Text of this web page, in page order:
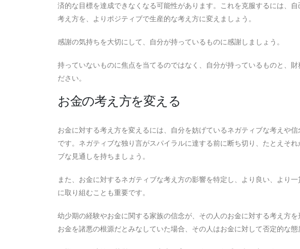
済的な目標を達成できなくなる可能性があります。これを克服するには、
考え方を、よりポジティブで生産的な考え方に変えましょう。
感謝の気持ちを大切にして、自分が持っているものに感謝しましょう。
持っていないものに焦点を当てるのではなく、自分が持っているものと、
ださい。
お金の考え方を変える
お金に対する考え方を変えるには、自分を妨げているネガティブな考えや
です。ネガティブな独り言がスパイラルに達する前に断ち切り、たとえそ
ブな見通しを持ちましょう。
また、お金に対するネガティブな考え方の影響を特定し、より良い、より
に取り組むことも重要です。
幼少期の経験やお金に関する家族の信念が、その人のお金に対する考え方
お金を諸悪の根源だとみなしていた場合、その人はお金に対して否定的な態